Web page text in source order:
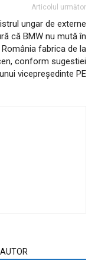
Articolul următor
ungar de externe
că BMW nu mută în
România fabrica de la
conform sugestiei
unui vicepreședinte PE